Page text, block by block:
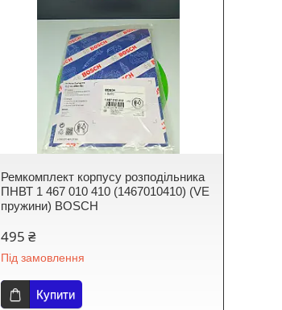
Ремкомплект корпусу розподільника
ПНВТ 1 467 010 410 (1467010410) (VE
пружини) BOSCH
495 ₴
Під замовлення
Купити